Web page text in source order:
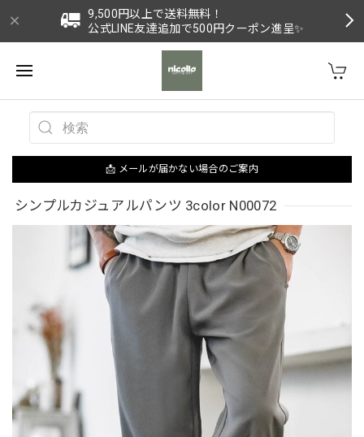
9,500円以上で送料無料！
公式LINE友達追加で500円クーポン進呈✨
📩 メールが届かない場合のご案内
シンプルカジュアルパンツ 3color N00072